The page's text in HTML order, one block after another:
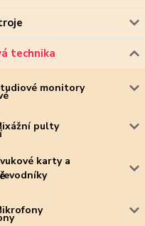
technika
monitory
pulty
karty a